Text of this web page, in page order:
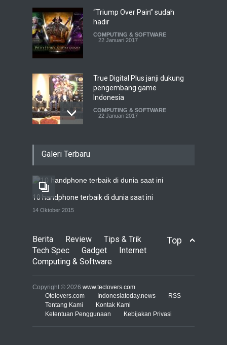
“Triump Over Pain” sudah
hadir
COMPUTING & SOFTWARE
22 Januari 2017
True Digital Plus janji dukung
pengembang game
Indonesia
COMPUTING & SOFTWARE
22 Januari 2017
COMPUTING & SOFTWARE
22 Januari 2017
TECH SPEC 8 Januari 2017
serangan siber 2017 kian
gencar
COMPUTING & SOFTWARE
7 Januari 2017
Galeri Terbaru
10 handphone terbaik di dunia saat ini
14 Oktober 2015
Top
Berita Review
Tips & Trik
Tech Spec
Gadget
Internet
Computing & Software
Copyright © 2026 www.teclovers.com
Otolovers.com
Indonesiatoday.news
RSS
Tentang Kami
Kontak Kami
Ketentuan Penggunaan
Kebijakan Privasi